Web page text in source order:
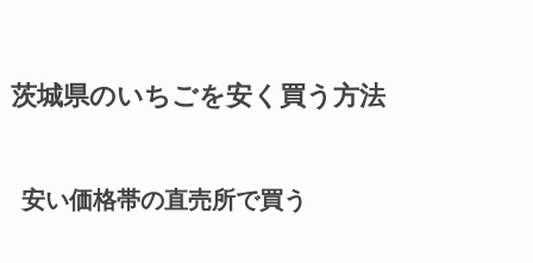
茨城県のいちごを安く買う方法
安い価格帯の直売所で買う